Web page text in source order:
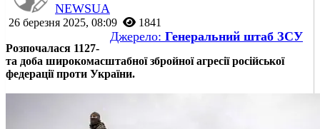
NEWSUA
26 березня 2025, 08:09 1841
Джерело: Генеральний штаб ЗСУ
Розпочалася 1127-
та доба широкомасштабної збройної агресії російської
федерації проти України.